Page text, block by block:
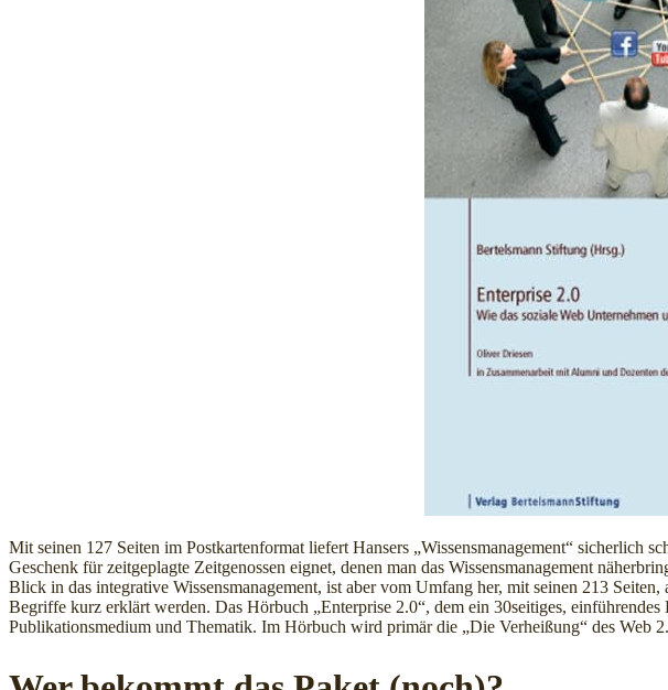
Mit seinen 127 Seiten im Postkartenformat liefert Hansers „Wissensmanagement“ sicherlich
Geschenk für zeitgeplagte Zeitgenossen eignet, denen man das Wissensmanagement
Blick in das integrative Wissensmanagement, ist aber vom Umfang her, mit seinen 213
Begriffe kurz erklärt werden. Das Hörbuch „Enterprise 2.0“, dem ein 30seitiges,
Publikationsmedium und Thematik. Im Hörbuch wird primär die „Die Verheißung“ des Web